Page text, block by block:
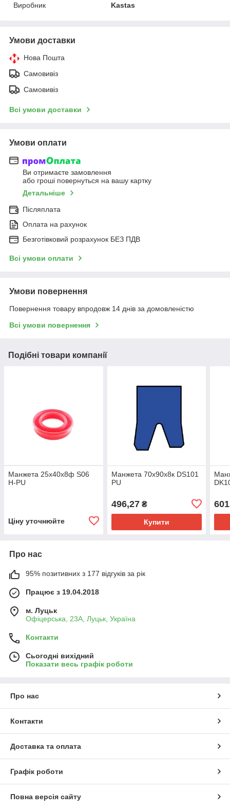
Виробник
Kastas
Умови доставки
Нова Пошта
Самовивіз
Самовивіз
Всі умови доставки
Умови оплати
Ви отримаєте замовлення
або гроші повернуться на вашу картку
Детальніше
Післяплата
Оплата на рахунок
Безготівковий розрахунок БЕЗ ПДВ
Всі умови оплати
Умови повернення
Повернення товару впродовж 14 днів за домовленістю
Всі умови повернення
Подібні товари компанії
Манжета 25х40х8ф S06
H-PU
Ціну уточнюйте
Манжета 70х90х8к DS101
PU
496,27₴
Купити
Про нас
95% позитивних з 177 відгуків за рік
Працює з 19.04.2018
м. Луцьк
Офіцерська, 23А, Луцьк, Україна
Контакти
Сьогодні вихідний
Показати весь графік роботи
Про нас
Контакти
Доставка та оплата
Графік роботи
Повна версія сайту